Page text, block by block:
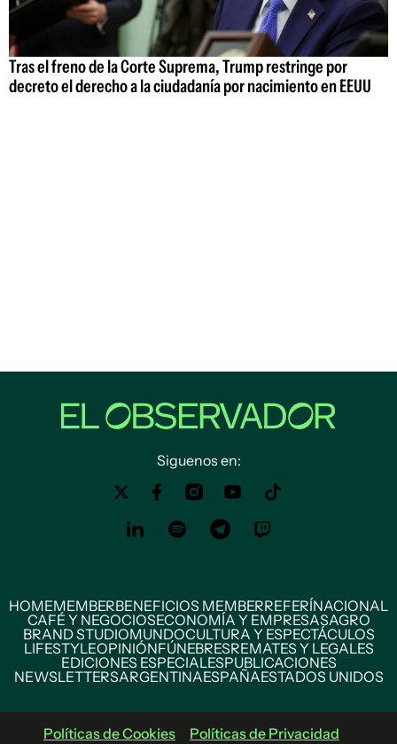
Tras el freno de la Corte Suprema, Trump restringe por
decreto el derecho a la ciudadanía por nacimiento en EEUU
Siguenos en:
HOMEMEMBERBENEFICIOS MEMBERREFERÍNACIONAL
CAFÉ Y NEGOCIOSECONOMÍA Y EMPRESASAGRO
BRAND STUDIOMUNDOCULTURA Y ESPECTÁCULOS
LIFESTYLEOPINIÓNFÚNEBRESREMATES Y LEGALES
EDICIONES ESPECIALESPUBLICACIONES
NEWSLETTERSARGENTINAESPAÑAESTADOS UNIDOS
Políticas de Cookies Políticas de Privacidad